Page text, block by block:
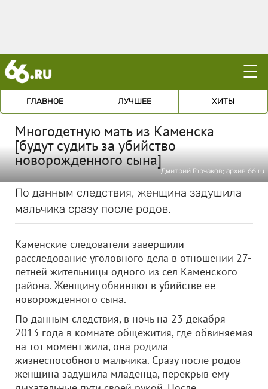
☰
ГЛАВНОЕ ЛУЧШЕЕ ХИТЫ
Многодетную мать из Каменска
[будут судить за убийство
новорожденного сына]
Дмитрий Горчаков; архив 66.ru
По данным следствия, женщина задушила
мальчика сразу после родов.
Каменские следователи завершили
расследование уголовного дела в отношении 27-
летней жительницы одного из сел Каменского
района. Женщину обвиняют в убийстве ее
новорожденного сына.
По данным следствия, в ночь на 23 декабря
2013 года в комнате общежития, где обвиняемая
на тот момент жила, она родила
жизнеспособного мальчика. Сразу после родов
женщина задушила младенца, перекрыв ему